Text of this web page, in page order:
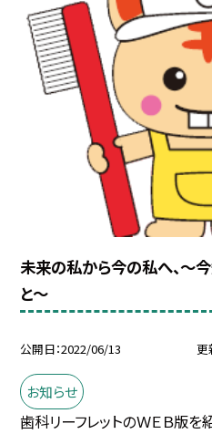
未来の私から今の私へ、〜
と〜
公開日 2022/06/13 更
お知らせ
歯科リーフレットのＷＥＢ版を